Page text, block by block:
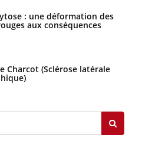
: une déformation des
aux conséquences
Charcot (Sclérose latérale